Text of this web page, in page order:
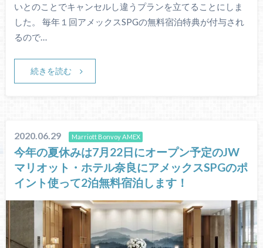
いとのことでキャンセルし違うプランを立てることにしま
した。 毎年１回アメックスSPGの無料宿泊特典が付与され
るので…
続きを読む
2020.06.29 Marriott Bonvoy AMEX
今年の夏休みは7月22日にオープン予定のJW
マリオット・ホテル奈良にアメックスSPGのポ
イント使って2泊無料宿泊します！